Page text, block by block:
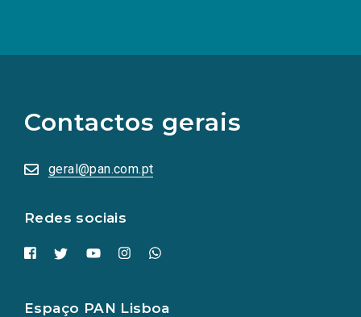
Contactos gerais
geral@pan.com.pt
Redes sociais
redes
sociais
numa
nova
Espaço PAN Lisboa